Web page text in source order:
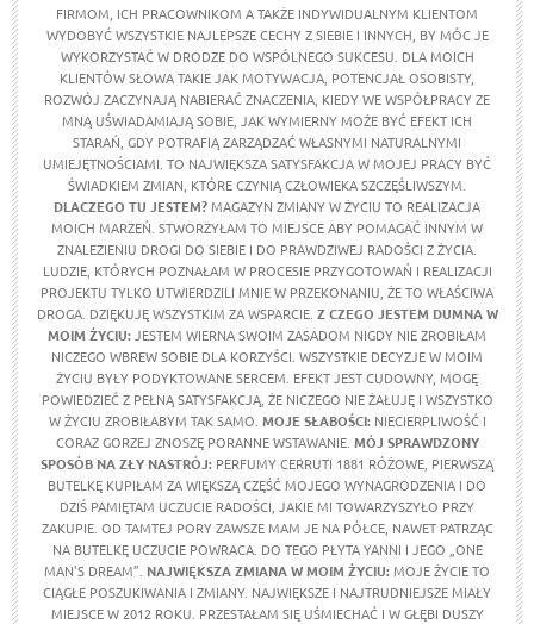
FIRMOM, ICH PRACOWNIKOM A TAKŻE INDYWIDUALNYM KLIENTOM
WYDOBYĆ WSZYSTKIE NAJLEPSZE CECHY Z SIEBIE I INNYCH, BY MÓC JE
WYKORZYSTAĆ W DRODZE DO WSPÓLNEGO SUKCESU. DLA MOICH
KLIENTÓW SŁOWA TAKIE JAK MOTYWACJA, POTENCJAŁ OSOBISTY,
ROZWÓJ ZACZYNAJĄ NABIERAĆ ZNACZENIA, KIEDY WE WSPÓŁPRACY ZE
MNĄ UŚWIADAMIAJĄ SOBIE, JAK WYMIERNY MOŻE BYĆ EFEKT ICH
STARAŃ, GDY POTRAFIĄ ZARZĄDZAĆ WŁASNYMI NATURALNYMI
UMIEJĘTNOŚCIAMI. TO NAJWIĘKSZA SATYSFAKCJA W MOJEJ PRACY BYĆ
ŚWIADKIEM ZMIAN, KTÓRE CZYNIĄ CZŁOWIEKA SZCZĘŚLIWSZYM.
DLACZEGO TU JESTEM?MAGAZYN ZMIANY W ŻYCIU TO REALIZACJA
MOICH MARZEŃ. STWORZYŁAM TO MIEJSCE ABY POMAGAĆ INNYM W
ZNALEZIENIU DROGI DO SIEBIE I DO PRAWDZIWEJ RADOŚCI Z ŻYCIA.
LUDZIE, KTÓRYCH POZNAŁAM W PROCESIE PRZYGOTOWAŃ I REALIZACJI
PROJEKTU TYLKO UTWIERDZILI MNIE W PRZEKONANIU, ŻE TO WŁAŚCIWA
DROGA. DZIĘKUJĘ WSZYSTKIM ZA WSPARCIE. Z CZEGO JESTEM DUMNA W
MOIM ŻYCIU:JESTEM WIERNA SWOIM ZASADOM NIGDY NIE ZROBIŁAM
NICZEGO WBREW SOBIE DLA KORZYŚCI. WSZYSTKIE DECYZJE W MOIM
ŻYCIU BYŁY PODYKTOWANE SERCEM. EFEKT JEST CUDOWNY, MOGĘ
POWIEDZIEĆ Z PEŁNĄ SATYSFAKCJĄ, ŻE NICZEGO NIE ŻAŁUJĘ I WSZYSTKO
W ŻYCIU ZROBIŁABYM TAK SAMO. MOJE SŁABOŚCI:NIECIERPLIWOŚĆ I
CORAZ GORZEJ ZNOSZĘ PORANNE WSTAWANIE. MÓJ SPRAWDZONY
SPOSÓB NA ZŁY NASTRÓJ: PERFUMY CERRUTI 1881 RÓŻOWE, PIERWSZĄ
BUTELKĘ KUPIŁAM ZA WIĘKSZĄ CZĘŚĆ MOJEGO WYNAGRODZENIA I DO
DZIŚ PAMIĘTAM UCZUCIE RADOŚCI, JAKIE MI TOWARZYSZYŁO PRZY
ZAKUPIE. OD TAMTEJ PORY ZAWSZE MAM JE NA PÓŁCE, NAWET PATRZĄC
NA BUTELKĘ UCZUCIE POWRACA. DO TEGO PŁYTA YANNI I JEGO „ONE
MAN'S DREAM”. NAJWIĘKSZA ZMIANA W MOIM ŻYCIU:MOJE ŻYCIE TO
CIĄGŁE POSZUKIWANIA I ZMIANY. NAJWIĘKSZE I NAJTRUDNIEJSZE MIAŁY
MIEJSCE W 2012 ROKU. PRZESTAŁAM SIĘ UŚMIECHAĆ I W GŁĘBI DUSZY